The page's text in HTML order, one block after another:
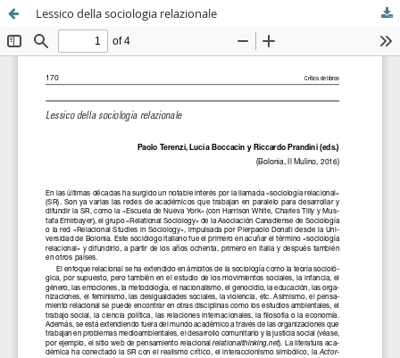
Lessico della sociologia relazionale